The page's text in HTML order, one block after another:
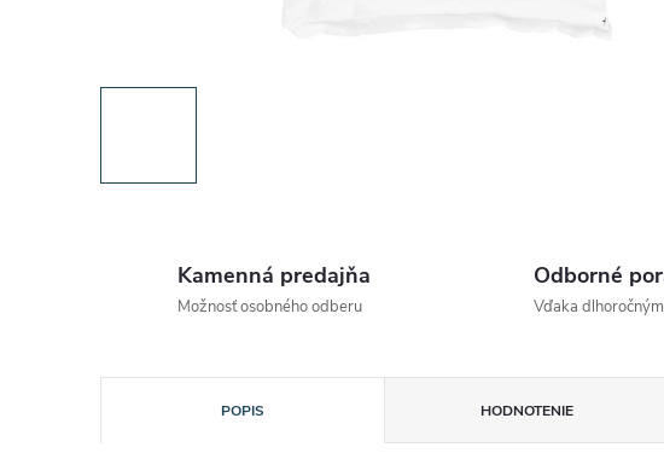
Kamenná predajňa
Možnosť osobného odberu
Odborné
Vďaka
POPIS HODNOTENIE